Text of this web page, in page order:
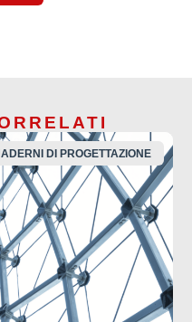
DI PROGETTAZIONE